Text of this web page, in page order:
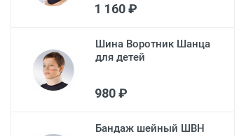
1 160 ₽
Шина Воротник Шанца
для детей
980 ₽
Бандаж шейный ШВН